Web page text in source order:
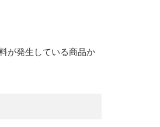
が発生している商品か